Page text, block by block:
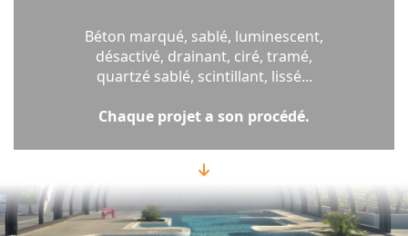
Béton marqué, sablé, luminescent,
désactivé, drainant, ciré, tramé,
quartzé sablé, scintillant, lissé...
Chaque projet a son procédé.